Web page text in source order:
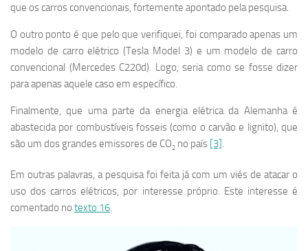
que os carros convencionais, fortemente apontado pela pesquisa.
O outro ponto é que pelo que verifiquei, foi comparado apenas um
modelo de carro elétrico (Tesla Model 3) e um modelo de carro
convencional (Mercedes C220d). Logo, seria como se fosse dizer
para apenas aquele caso em específico.
Finalmente, que uma parte da energia elétrica da Alemanha é
abastecida por combustíveis fosseis (como o carvão e lignito), que
são um dos grandes emissores de CO2 no país [3].
Em outras palavras, a pesquisa foi feita já com um viés de atacar o
uso dos carros elétricos, por interesse próprio. Este interesse é
comentado no texto 16.